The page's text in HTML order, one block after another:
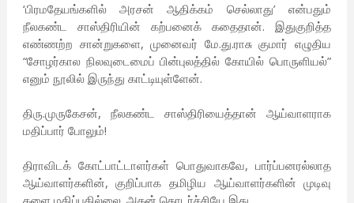
‘பிரமதேயங்களில் அரசன் ஆதிக்கம் செல்லாது’ என்பதும்
நீலகண்ட சாஸ்திரியின் கற்பனைக் கதைதான். இதுகுறித்த
எண்ணற்ற சான்றுகளை, முனைவர் மே.து.ராசு குமார் எழுதிய
“சோழர்கால நிலவுடைமைப் பின்புலத்தில் கோயில் பொருளியல்”
எனும் நூலில் இருந்து காட்டியுள்ளேன்.
திரு.முருகேசன், நீலகண்ட சாஸ்திரியைத்தான் ஆய்வாளராக
மதிப்பார் போலும்!
திராவிடக் கோட்பாட்டாளர்கள் பொதுவாகவே, பார்ப்பன‌ரல்லாத
ஆய்வாளர்களின், குறிப்பாக தமிழிய ஆய்வாளர்களின் முடிவு